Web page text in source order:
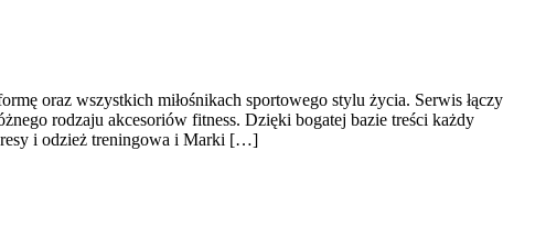
oraz wszystkich miłośnikach sportowego stylu życia. Serwis łączy
rodzaju akcesoriów fitness. Dzięki bogatej bazie treści każdy
i odzież treningowa i Marki […]